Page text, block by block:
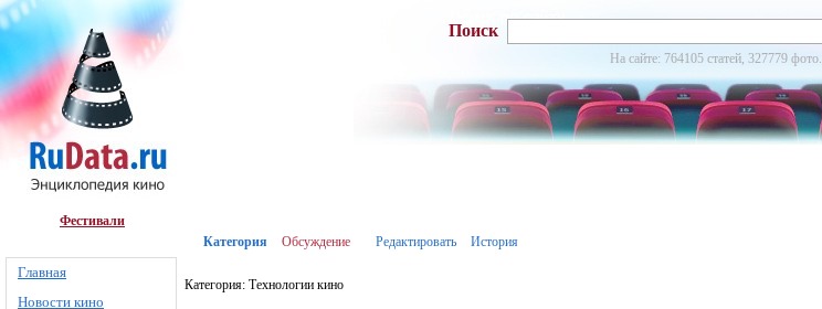
Фестивали
Главная
Новости кино
Поиск
На сайте: 764105 статей, 327779 фото.
Категория Обсуждение Редактировать История
Категория: Технологии кино